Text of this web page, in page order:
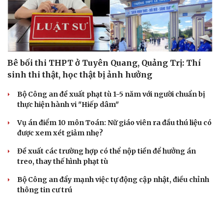
Cải chính
Bê bối thi THPT ở Tuyên Quang, Quảng Trị: Thí
sinh thi thật, học thật bị ảnh hưởng
Bộ Công an đề xuất phạt tù 1-5 năm với người chuẩn bị
thực hiện hành vi "Hiếp dâm"
Vụ án điểm 10 môn Toán: Nữ giáo viên ra đầu thú liệu có
được xem xét giảm nhẹ?
Đề xuất các trường hợp có thể nộp tiền để hưởng án
treo, thay thế hình phạt tù
Bộ Công an đẩy mạnh việc tự động cập nhật, điều chỉnh
thông tin cư trú